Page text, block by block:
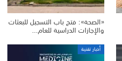
«الصحة»: فتح باب التسجيل للبعثات
والإجازات الدراسية للعام…
أخبار تقنية